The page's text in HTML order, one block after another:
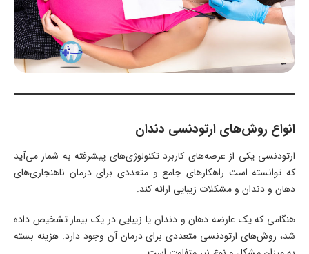
انواع روش‌های ارتودنسی دندان
ارتودنسی یکی از عرصه‌های کاربرد تکنولوژی‌های پیشرفته به شمار می‌آید
که توانسته است راهکارهای جامع و متعددی برای درمان ناهنجاری‌های
دهان و دندان و مشکلات زیبایی ارائه کند.
هنگامی که یک عارضه دهان و دندان یا زیبایی در یک بیمار تشخیص داده
شد، روش‌های ارتودنسی متعددی برای درمان آن وجود دارد. هزینه بسته